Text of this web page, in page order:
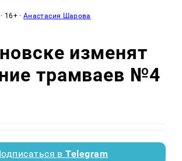
· 16+ ·Анастасия Шарова
изменят
трамваев №4
вTelegram